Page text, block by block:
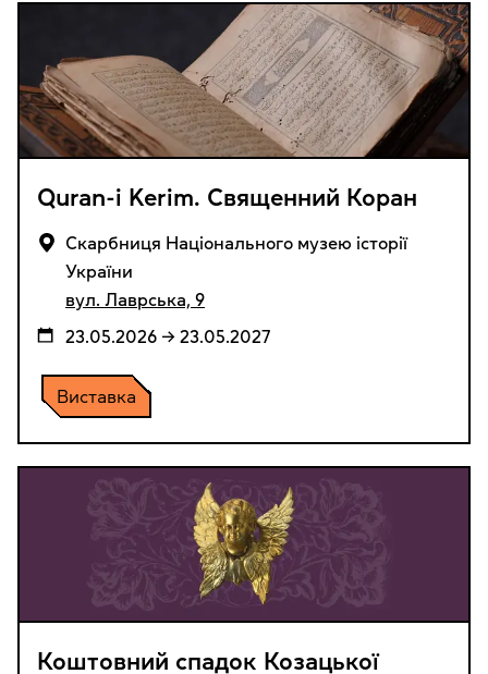
Виставка
Quran-i Kerim. Священний Коран
Cкарбниця Національного музею історії
України
вул. Лаврська, 9
23.05.2026 → 23.05.2027
Коштовний спадок Козацької